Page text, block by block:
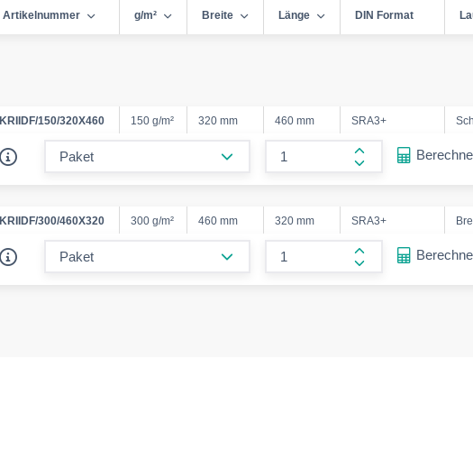
Artikelnummer g/m² Breite Länge DIN Format
KRIIDF/150/320X460 150 g/m² 320 mm 460 mm SRA3+
form.increase-
KRIIDF/300/460X320 300 g/m² 460 mm 320 mm SRA3+
form.increase-